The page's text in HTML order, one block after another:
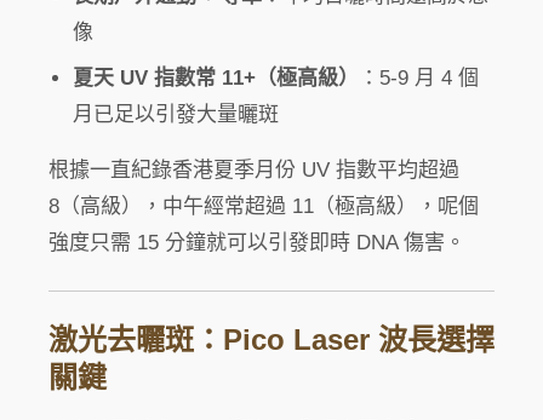
像
夏天 UV 指數常 11+（極高級）
：5-9 月 4 個
月已足以引發大量曬斑
根據一直紀錄香港夏季月份 UV 指數平均超過
8（高級），中午經常超過 11（極高級），呢個
強度只需 15 分鐘就可以引發即時 DNA 傷害。
激光去曬斑：Pico Laser 波長選擇
關鍵